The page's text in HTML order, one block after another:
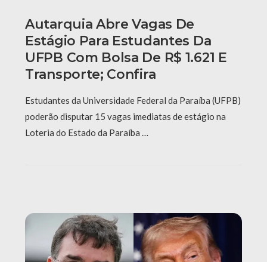
Autarquia Abre Vagas De
Estágio Para Estudantes Da
UFPB Com Bolsa De R$ 1.621 E
Transporte; Confira
Estudantes da Universidade Federal da Paraíba (UFPB)
poderão disputar 15 vagas imediatas de estágio na
Loteria do Estado da Paraíba …